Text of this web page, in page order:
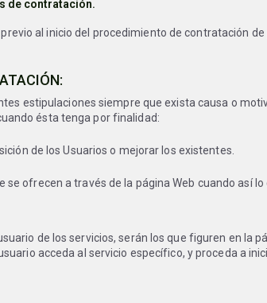
de contratación.
al inicio del procedimiento de contratación
estipulaciones siempre que exista causa o
ésta tenga por finalidad:
de los Usuarios o mejorar los existentes.
ofrecen a través de la página Web cuando así
de los servicios, serán los que figuren en la
acceda al servicio específico, y proceda a